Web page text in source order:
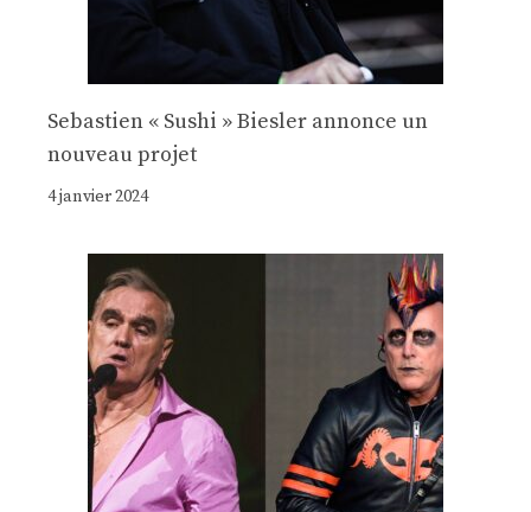
Sebastien « Sushi » Biesler annonce un
nouveau projet
4 janvier 2024